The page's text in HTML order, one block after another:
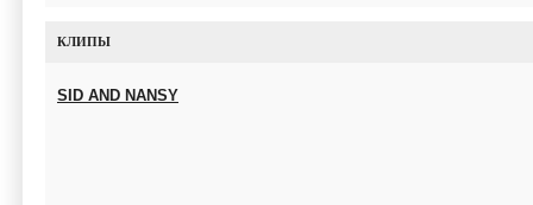
КЛИПЫ
SID AND NANSY